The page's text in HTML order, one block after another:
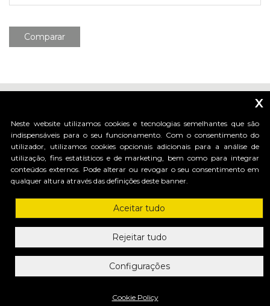
Comparar
_____________________________
HI-MOTIONS S.r.l.
Via dell'industria, 91 - 36030 Sarcedo (VI) Italy
mail: info@himotions.com
C.F. e P.IVA (IT): 03548520240 | Cap. Soc. € 10.000,00 i.v.
Società soggetta a Direzione e Coordinamento di:
Benincà Holding S.p.A. ai sensi dell’ articolo 2497 bis 2 C.C
x
Neste website utilizamos cookies e tecnologias semelhantes que são
indispensáveis para o seu funcionamento. Com o consentimento do
utilizador, utilizamos cookies opcionais adicionais para a análise de
utilização, fins estatísticos e de marketing, bem como para integrar
conteúdos externos. Pode alterar ou revogar o seu consentimento em
qualquer altura através das definições deste banner.
Aceitar tudo
Rejeitar tudo
Configurações
Cookie Policy